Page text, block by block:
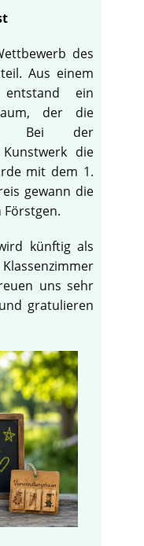
des
Aus einem
entstand ein
der die
Bei der
die
mit dem 1.
gewann die
Förstgen.
künftig als
uns sehr
gratulieren